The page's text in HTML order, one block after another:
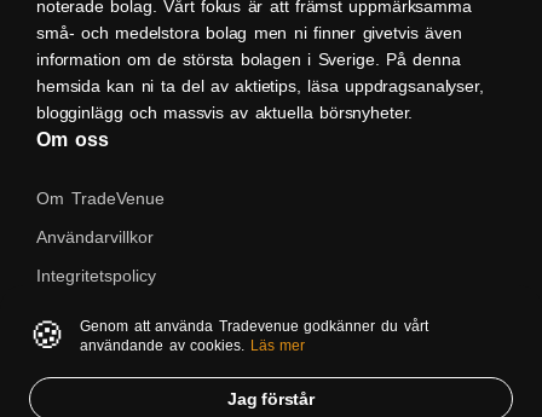
noterade bolag. Vårt fokus är att främst uppmärksamma
små- och medelstora bolag men ni finner givetvis även
information om de största bolagen i Sverige. På denna
hemsida kan ni ta del av aktietips, läsa uppdragsanalyser,
blogginlägg och massvis av aktuella börsnyheter.
Om oss
Om TradeVenue
Användarvillkor
Integritetspolicy
Native
🍪
Genom att använda Tradevenue godkänner du vårt
användande av cookies. Läs mer
Jag förstår